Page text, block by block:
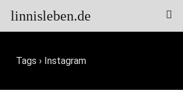
linnisleben.de
Tags › Instagram